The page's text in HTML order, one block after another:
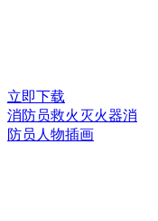
立即下载
消防员救火灭火器消
防员人物插画